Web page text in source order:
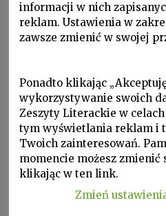
Proza i poezja, W Zeszytach, ZL
ADAM
Mapa świata
To Urania przywiodła
Marciana przy Museo
bibliotece przechowywana
mapa świata (narysowana
informacji w nich
reklam. Ustawienia w
zawsze zmienić w swojej
Ponadto klikając
wykorzystywanie swoich
Zeszyty Literackie w
tym wyświetlania reklam i
Twoich zainteresowań.
momencie możesz zmienić
klikając w ten link.
Zmień